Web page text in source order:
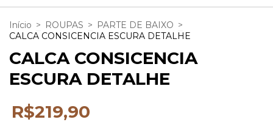
Início > ROUPAS > PARTE DE BAIXO >
CALCA CONSICENCIA ESCURA DETALHE
CALCA CONSICENCIA
ESCURA DETALHE
R$219,90